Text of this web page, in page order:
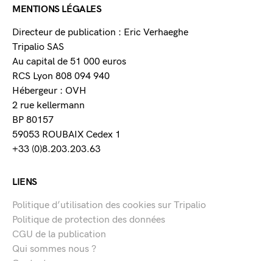
MENTIONS LÉGALES
Directeur de publication : Eric Verhaeghe
Tripalio SAS
Au capital de 51 000 euros
RCS Lyon 808 094 940
Hébergeur : OVH
2 rue kellermann
BP 80157
59053 ROUBAIX Cedex 1
+33 (0)8.203.203.63
LIENS
Politique d’utilisation des cookies sur Tripalio
Politique de protection des données
CGU de la publication
Qui sommes nous ?